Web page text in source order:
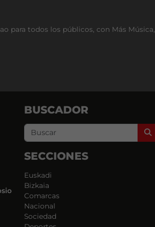
para todos los públicos, con Más
BUSCADOR
SECCIONES
Euskadi
Bizkaia
Comarcas
Nacional
Sociedad